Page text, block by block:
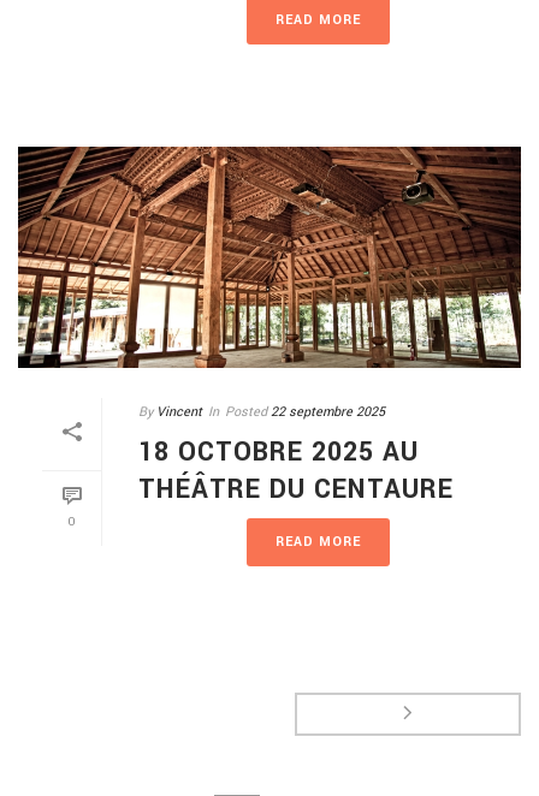
READ MORE
0
By Vincent In Posted 22 septembre 2025
18 OCTOBRE 2025 AU
THÉÂTRE DU CENTAURE
READ MORE